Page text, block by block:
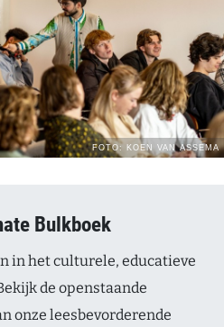
Bulkboek
in het culturele, educatieve
de openstaande
onze leesbevorderende